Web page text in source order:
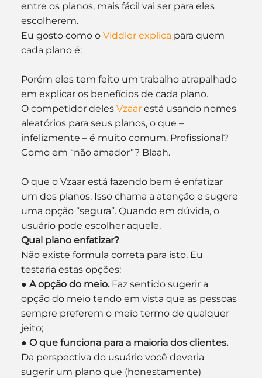
entre os planos, mais fácil vai ser para eles
escolherem.
Eu gosto como o Viddler explica para quem
cada plano é:
Porém eles tem feito um trabalho atrapalhado
em explicar os benefícios de cada plano.
O competidor deles Vzaar está usando nomes
aleatórios para seus planos, o que –
infelizmente – é muito comum. Profissional?
Como em “não amador”? Blaah.
O que o Vzaar está fazendo bem é enfatizar
um dos planos. Isso chama a atenção e sugere
uma opção “segura”. Quando em dúvida, o
usuário pode escolher aquele.
Qual plano enfatizar?
Não existe formula correta para isto. Eu
testaria estas opções:
● A opção do meio. Faz sentido sugerir a
opção do meio tendo em vista que as pessoas
sempre preferem o meio termo de qualquer
jeito;
● O que funciona para a maioria dos clientes.
Da perspectiva do usuário você deveria
sugerir um plano que (honestamente)